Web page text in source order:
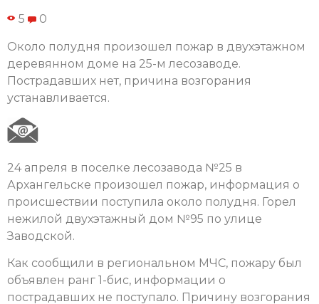
5 0
Около полудня произошел пожар в двухэтажном
деревянном доме на 25-м лесозаводе.
Пострадавших нет, причина возгорания
устанавливается.
24 апреля в поселке лесозавода №25 в
Архангельске произошел пожар, информация о
происшествии поступила около полудня. Горел
нежилой двухэтажный дом №95 по улице
Заводской.
Как сообщили в региональном МЧС, пожару был
объявлен ранг 1-бис, информации о
пострадавших не поступало. Причину возгорания